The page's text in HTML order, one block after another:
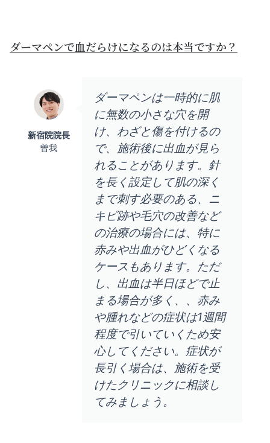
ダーマペンで血だらけになるのは本当ですか？
ダーマペンは一時的に肌
に無数の小さな穴を開
け、わざと傷を付けるの
で、施術後に出血が見ら
れることがあります。針
を長く設定して肌の深く
まで刺す必要のある、ニ
キビ跡や毛穴の改善など
の治療の場合には、特に
赤みや出血がひどくなる
ケースもあります。ただ
し、出血は半日ほどで止
まる場合が多く、、赤み
や腫れなどの症状は1週間
程度で引いていくため安
心してください。症状が
長引く場合は、施術を受
けたクリニックに相談し
てみましょう。
新宿院院長
曽我